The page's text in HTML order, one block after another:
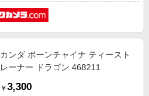
カンダ ボーンチャイナ ティースト
レーナー ドラゴン 468211
￥ 3,300